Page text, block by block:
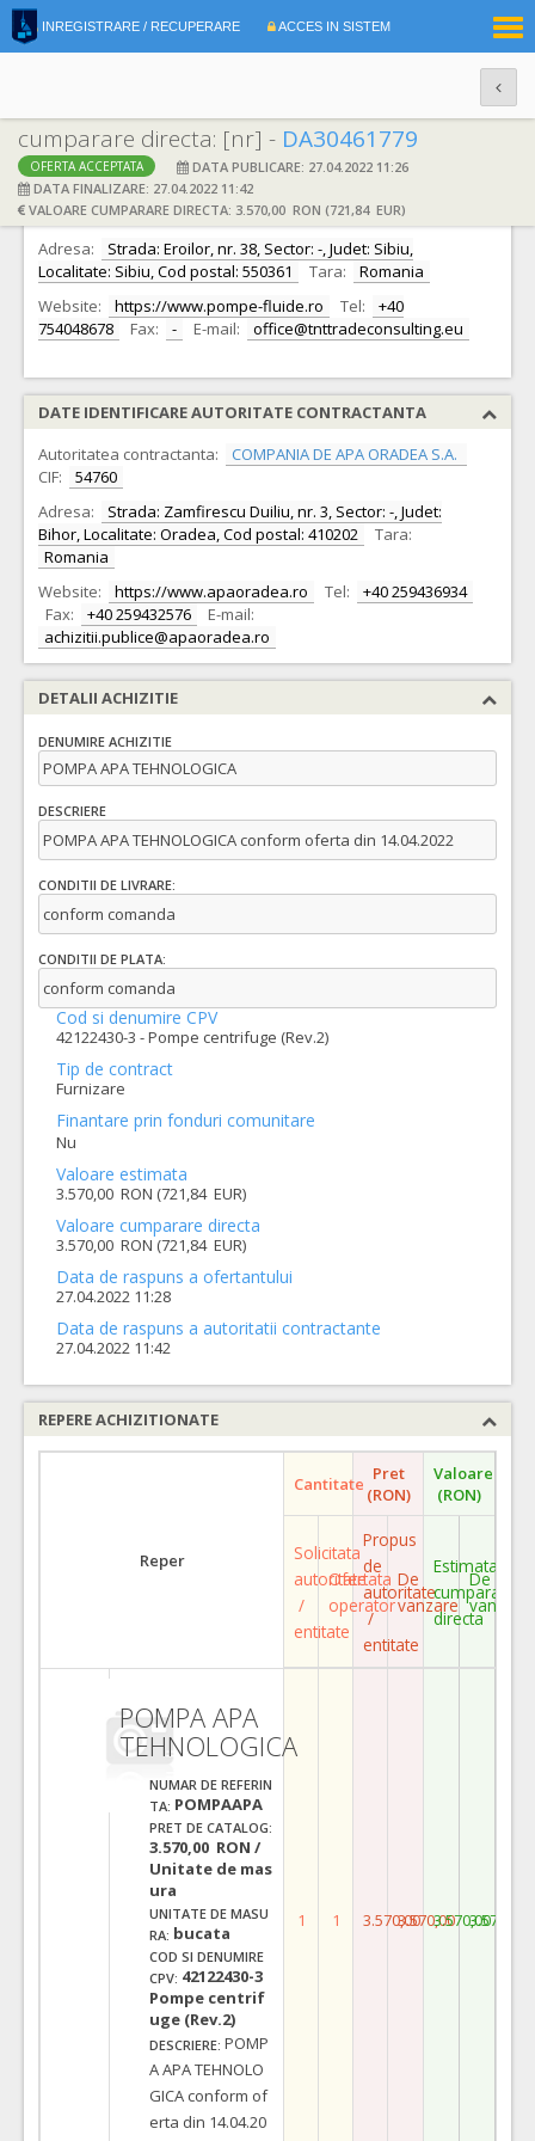
INREGISTRARE / RECUPERARE ACCES IN SISTEM
cumparare directa: [nr] - DA30461779
OFERTA ACCEPTATA
DATA PUBLICARE: 27.04.2022 11:26
DATA FINALIZARE: 27.04.2022 11:42
VALOARE CUMPARARE DIRECTA: 3.570,00 RON (721,84 EUR)
DATE IDENTIFICARE OFERTANT
Ofertant: S.C. TNT Trade Consulting S.R.L. CIF: 32203810
Adresa:
Strada: Eroilor, nr. 38, Sector: -, Judet: Sibiu,
Localitate: Sibiu, Cod postal: 550361
Tara:
Romania
Website:
https://www.pompe-fluide.ro Tel:
+40
754048678
Fax: - E-mail: office@tnttradeconsulting.eu
DATE IDENTIFICARE AUTORITATE CONTRACTANTA
Autoritatea contractanta:
COMPANIA DE APA ORADEA S.A.
CIF:
54760
Adresa:
Strada: Zamfirescu Duiliu, nr. 3, Sector: -, Judet:
Bihor, Localitate: Oradea, Cod postal: 410202
Tara:
Romania
Website:
https://www.apaoradea.ro Tel:
+40 259436934
Fax:
+40 259432576
E-mail:
achizitii.publice@apaoradea.ro
DETALII ACHIZITIE
DENUMIRE ACHIZITIE
POMPA APA TEHNOLOGICA
DESCRIERE
POMPA APA TEHNOLOGICA conform oferta din 14.04.2022
CONDITII DE LIVRARE:
conform comanda
CONDITII DE PLATA:
conform comanda
Cod si denumire CPV
42122430-3 - Pompe centrifuge (Rev.2)
Tip de contract
Furnizare
Finantare prin fonduri comunitare
Nu
Valoare estimata
3.570,00 RON (721,84 EUR)
Valoare cumparare directa
3.570,00 RON (721,84 EUR)
Data de raspuns a ofertantului
27.04.2022 11:28
Data de raspuns a autoritatii contractante
27.04.2022 11:42
REPERE ACHIZITIONATE
Reper
Cantitate Pret
(RON)
Valoare
(RON)
Solicitata
autoritate
/
entitate
Ofertata
operator
Propus
de
autoritate
/
entitate
De
vanzare
Estimata
cumparare
directa
De
vanzare
POMPA APA
TEHNOLOGICA
NUMAR DE REFERIN
TA: POMPAAPA
PRET DE CATALOG:
3.570,00 RON /
Unitate de mas
ura
UNITATE DE MASU
RA: bucata
COD SI DENUMIRE
CPV: 42122430-3
Pompe centrif
uge (Rev.2)
DESCRIERE: POMP
A APA TEHNOLO
GICA conform of
erta din 14.04.20
1 1 3.570,003.570,003.570,003.570,00